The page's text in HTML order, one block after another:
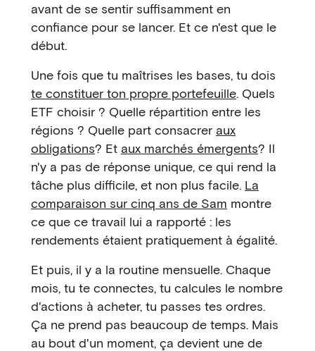
avant de se sentir suffisamment en
confiance pour se lancer. Et ce n'est que le
début.
Une fois que tu maîtrises les bases, tu dois
te constituer ton propre portefeuille. Quels
ETF choisir ? Quelle répartition entre les
régions ? Quelle part consacrer aux
obligations? Et aux marchés émergents? Il
n'y a pas de réponse unique, ce qui rend la
tâche plus difficile, et non plus facile. La
comparaison sur cinq ans de Sam montre
ce que ce travail lui a rapporté : les
rendements étaient pratiquement à égalité.
Et puis, il y a la routine mensuelle. Chaque
mois, tu te connectes, tu calcules le nombre
d'actions à acheter, tu passes tes ordres.
Ça ne prend pas beaucoup de temps. Mais
au bout d'un moment, ça devient une de